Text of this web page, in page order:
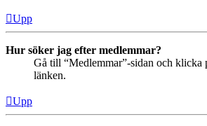
Upp
Hur söker jag efter medlemmar?
Gå till “Medlemmar”-sidan och klicka
länken.
Upp